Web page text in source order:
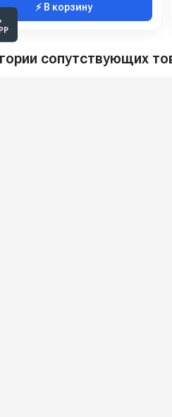
⚡ В корзину
сопутствующих